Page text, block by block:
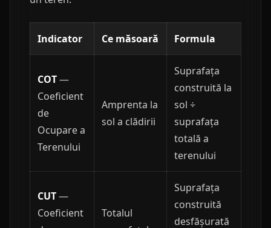
Indicator Ce măsoară Formula
COT—
Coeficient
de
Ocupare a
Terenului
Amprenta la
sol a clădirii
Suprafața
construită la
sol ÷
suprafața
totală a
terenului
CUT—
Coeficient
Totalul
Suprafața
construită
desfășurată